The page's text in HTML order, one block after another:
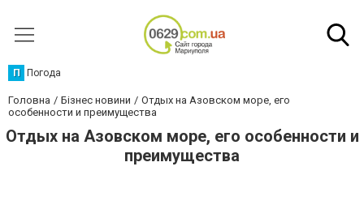
П Погода
Головна Бізнес новини
Отдых на Азовском море, его
особенности и преимущества
Отдых на Азовском море, его особенности и
преимущества